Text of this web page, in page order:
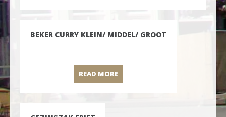
BEKER CURRY KLEIN/ MIDDEL/ GROOT
READ MORE